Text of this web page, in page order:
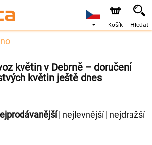
Košík Hledat
květin v Debrně – doručení
květin ještě dnes
| nejlevnější| nejdražší